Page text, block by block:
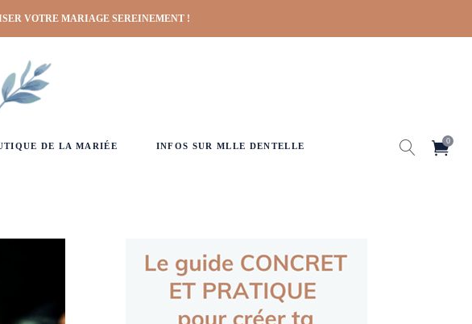
VOTRE MARIAGE SEREINEMENT !
DE LA MARIÉE INFOS SUR MLLE DENTELLE
0